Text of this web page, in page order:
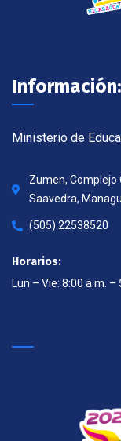
Información:
Ministerio de
Zumen, Complejo
Saavedra,
(505) 22538520
Horarios:
Lun – Vie: 8:00 a.m. –